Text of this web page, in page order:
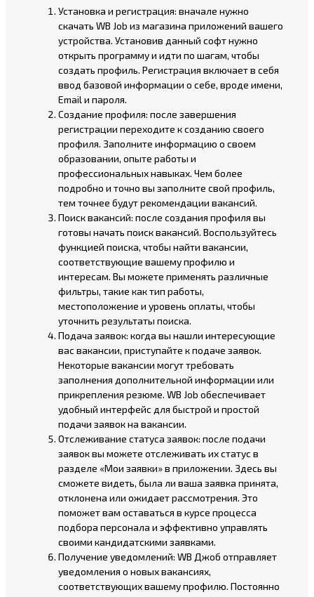
Установка и регистрация: вначале нужно
скачать WB Job из магазина приложений вашего
устройства. Установив данный софт нужно
открыть программу и идти по шагам, чтобы
создать профиль. Регистрация включает в себя
ввод базовой информации о себе, вроде имени,
Email и пароля.
Создание профиля: после завершения
регистрации переходите к созданию своего
профиля. Заполните информацию о своем
образовании, опыте работы и
профессиональных навыках. Чем более
подробно и точно вы заполните свой профиль,
тем точнее будут рекомендации вакансий.
Поиск вакансий: после создания профиля вы
готовы начать поиск вакансий. Воспользуйтесь
функцией поиска, чтобы найти вакансии,
соответствующие вашему профилю и
интересам. Вы можете применять различные
фильтры, такие как тип работы,
местоположение и уровень оплаты, чтобы
уточнить результаты поиска.
Подача заявок: когда вы нашли интересующие
вас вакансии, приступайте к подаче заявок.
Некоторые вакансии могут требовать
заполнения дополнительной информации или
прикрепления резюме. WB Job обеспечивает
удобный интерфейс для быстрой и простой
подачи заявок на вакансии.
Отслеживание статуса заявок: после подачи
заявок вы можете отслеживать их статус в
разделе «Мои заявки» в приложении. Здесь вы
сможете видеть, была ли ваша заявка принята,
отклонена или ожидает рассмотрения. Это
поможет вам оставаться в курсе процесса
подбора персонала и эффективно управлять
своими кандидатскими заявками.
Получение уведомлений: WB Джоб отправляет
уведомления о новых вакансиях,
соответствующих вашему профилю. Постоянно